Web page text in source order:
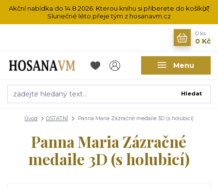
Akční nabídka do 14.8.2026. Kterou knihu si přiberete do košíku?
Slunečné léto přeje tým z hosanavm.cz
Menu
Hledat
0 ks
0 Kč
Úvod OSTATNÍ Panna Maria Zázračné medaile 3D (s holubicí)
Panna Maria Zázračné
medaile 3D (s holubicí)